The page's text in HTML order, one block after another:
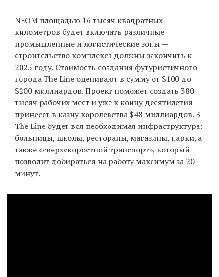
EN
UA
NEOM площадью 16 тысяч квадратных
километров будет включать различные
промышленные и логистические зоны —
строительство комплекса должны закончить к
2025 году. Стоимость создания футуристичного
города The Line оценивают в сумму от $100 до
$200 миллиардов. Проект поможет создать 380
тысяч рабочих мест и уже к концу десятилетия
принесет в казну королевства $48 миллиардов. В
The Line будет вся необходимая инфраструктура:
больницы, школы, рестораны, магазины, парки, а
также «сверхскоростной транспорт», который
позволит добираться на работу максимум за 20
минут.